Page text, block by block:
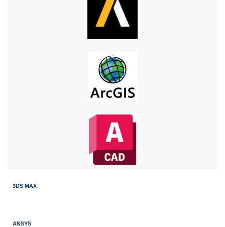
3DS MAX
ANSYS